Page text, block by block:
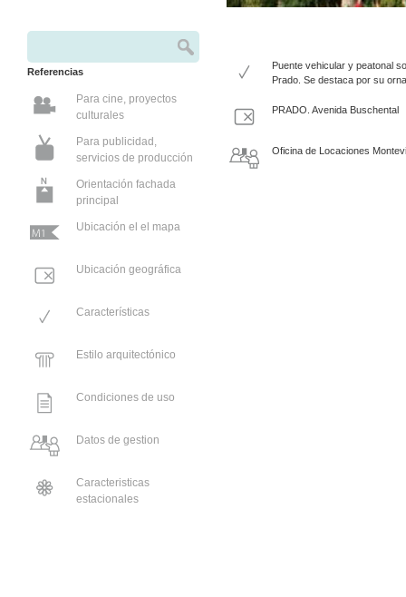
Formulario de búsqueda
Referencias
Para cine, proyectos
culturales
Para publicidad,
servicios de producción
Orientación fachada
principal
Ubicación el el mapa
Ubicación geográfica
Características
Estilo arquitectónico
Condiciones de uso
Datos de gestion
Caracteristicas
estacionales
Puente vehicular y peatonal
Prado. Se destaca por su
PRADO. Avenida Buschental
Oficina de Locaciones